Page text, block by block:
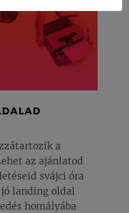
a
az ajánlatod
svájci óra
landing oldal
homályába